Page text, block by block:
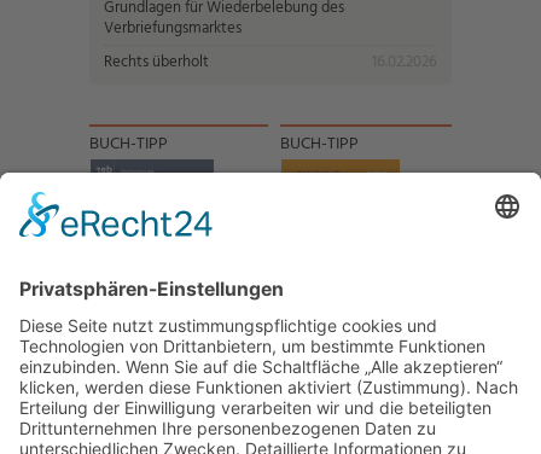
Grundlagen für Wiederbelebung des
Verbriefungsmarktes
Rechts überholt
BUCH-TIPP BUCH-TIPP